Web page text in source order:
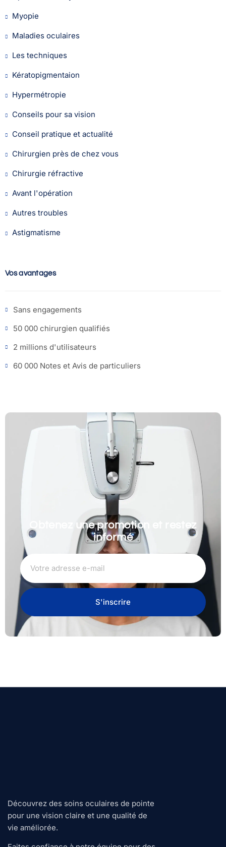
Myopie
Maladies oculaires
Les techniques
Kératopigmentaion
Hypermétropie
Conseils pour sa vision
Conseil pratique et actualité
Chirurgien près de chez vous
Chirurgie réfractive
Avant l'opération
Autres troubles
Astigmatisme
Vos avantages
Sans engagements
50 000 chirurgien qualifiés
2 millions d'utilisateurs
60 000 Notes et Avis de particuliers
Obtenez une promotion et restez
informé
S'inscrire
Découvrez des soins oculaires de pointe
pour une vision claire et une qualité de
vie améliorée.